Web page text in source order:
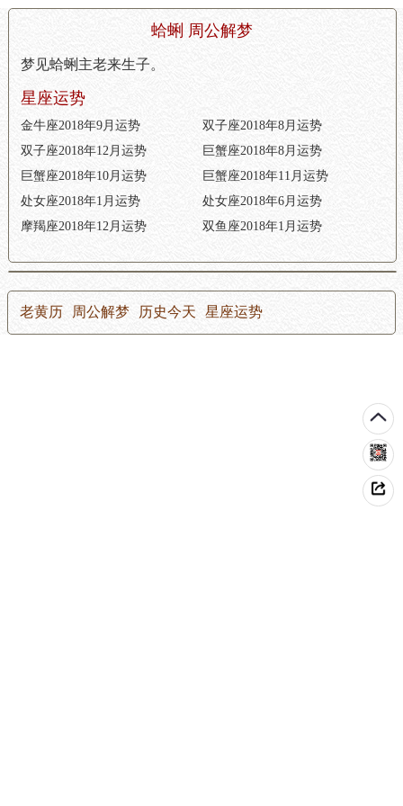
蛤蜊 周公解梦
梦见蛤蜊主老来生子。
星座运势
金牛座2018年9月运势
双子座2018年8月运势
双子座2018年12月运势
巨蟹座2018年8月运势
巨蟹座2018年10月运势
巨蟹座2018年11月运势
处女座2018年1月运势
处女座2018年6月运势
摩羯座2018年12月运势
双鱼座2018年1月运势
老黄历 周公解梦 历史今天 星座运势